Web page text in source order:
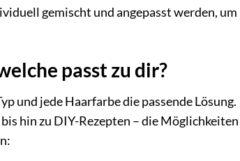
gemischt und angepasst werden, um
passt zu dir?
und jede Haarfarbe die passende Lösung.
hin zu DIY-Rezepten – die Möglichkeiten